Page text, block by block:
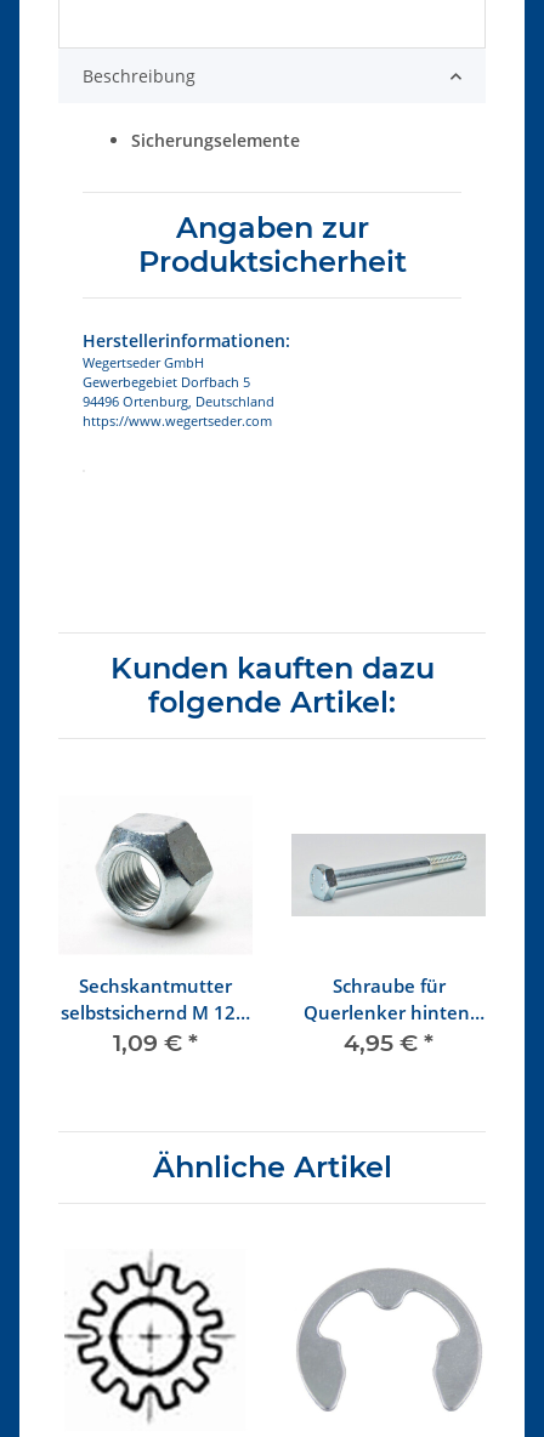
Beschreibung
Sicherungselemente
Angaben zur
Produktsicherheit
Herstellerinformationen:
Wegertseder GmbH
Gewerbegebiet Dorfbach 5
94496 Ortenburg, Deutschland
https://www.wegertseder.com
Kunden kauften dazu
folgende Artikel:
Sechskantmutter
selbstsichernd M 12 x
1,5
1,09 € *
Schraube für
Querlenker hinten,
vorne
4,95 € *
Ähnliche Artikel